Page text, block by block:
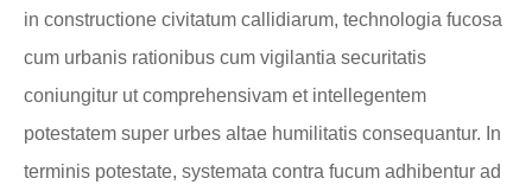
in constructione civitatum callidiarum, technologia fucosa
cum urbanis rationibus cum vigilantia securitatis
coniungitur ut comprehensivam et intellegentem
potestatem super urbes altae humilitatis consequantur. In
terminis potestate, systemata contra fucum adhibentur ad